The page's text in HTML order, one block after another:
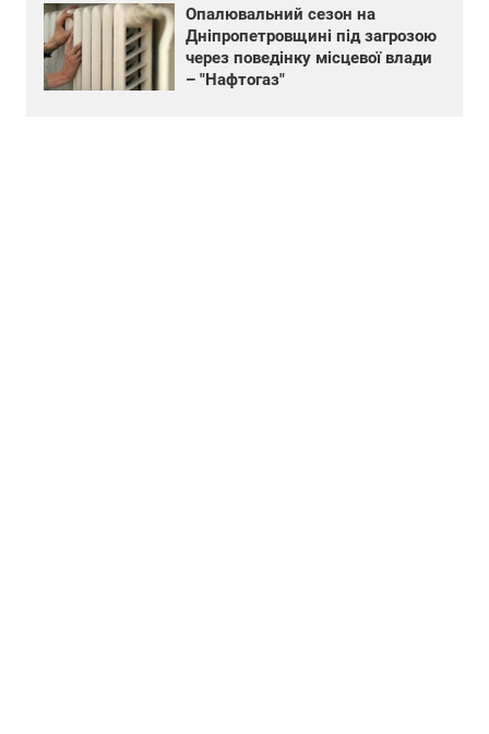
Опалювальний сезон на
Дніпропетровщині під загрозою
через поведінку місцевої влади
– "Нафтогаз"